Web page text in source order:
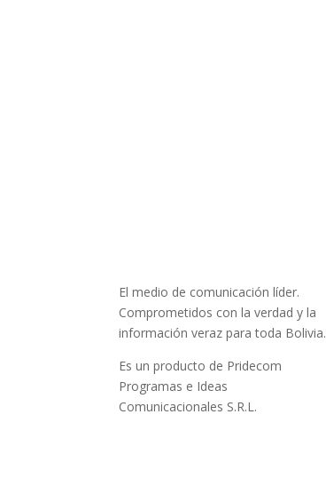
El medio de comunicación líder.
Comprometidos con la verdad y la
información veraz para toda Bolivia.
Es un producto de Pridecom
Programas e Ideas
Comunicacionales S.R.L.